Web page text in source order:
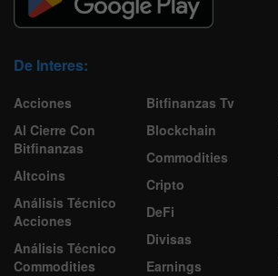
De Interes:
Acciones
Al Cierre Con
Bitfinanzas
Altcoins
Análisis Técnico
Acciones
Análisis Técnico
Commodities
Bitfinanzas Tv
Blockchain
Commodities
Cripto
DeFi
Divisas
Earnings